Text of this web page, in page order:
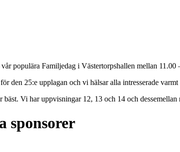
populära Familjedag i Västertorpshallen mellan 11.00
den 25:e upplagan och vi hälsar alla intresserade
bäst. Vi har uppvisningar 12, 13 och 14 och dessemellan
sponsorer